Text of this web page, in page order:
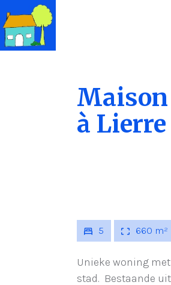
Maison
à Lierre
5 660 m²
Unieke woning
stad. Bestaande